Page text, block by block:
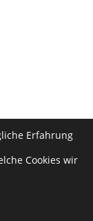
Erfahrung
Cookies wir